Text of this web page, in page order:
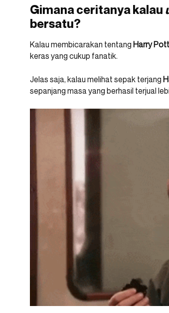
Gimana ceritanya kalau
bersatu?
Kalau membicarakan tentang Harry
keras yang cukup fanatik.
Jelas saja, kalau melihat sepak terjang
sepanjang masa yang berhasil terjual